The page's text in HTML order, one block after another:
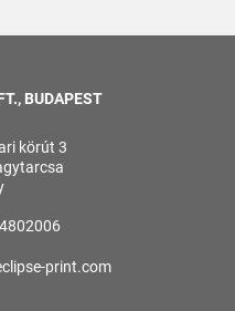
BUDAPEST
körút 3
print.com